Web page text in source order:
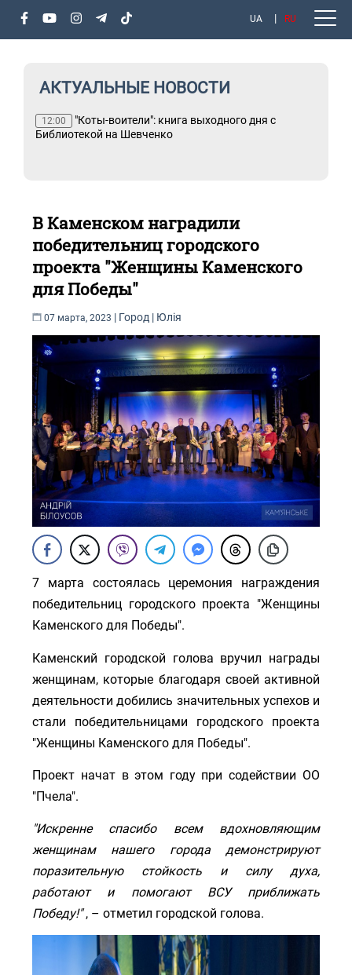
UA RU
АКТУАЛЬНЫЕ НОВОСТИ
12:00
"Коты-воители": книга выходного дня с
Библиотекой на Шевченко
В Каменском наградили
победительниц городского
проекта "Женщины Каменского
для Победы"
07 марта, 2023 | Город | Юлія
7 марта состоялась церемония награждения
победительниц городского проекта "Женщины
Каменского для Победы".
Каменский городской голова вручил награды
женщинам, которые благодаря своей активной
деятельности добились значительных успехов и
стали победительницами городского проекта
"Женщины Каменского для Победы".
Проект начат в этом году при содействии ОО
"Пчела".
"Искренне спасибо всем вдохновляющим
женщинам нашего города демонстрируют
поразительную стойкость и силу духа,
работают и помогают ВСУ приближать
Победу!", – отметил городской голова.